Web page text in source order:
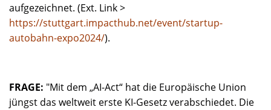
aufgezeichnet. (Ext. Link >
https://stuttgart.impacthub.net/event/startup-
autobahn-expo2024/).
FRAGE: "Mit dem „AI-Act“ hat die Europäische Union
jüngst das weltweit erste KI-Gesetz verabschiedet. Die